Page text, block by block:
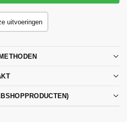
uitvoeringen